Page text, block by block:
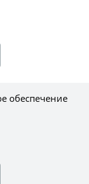
обеспечение